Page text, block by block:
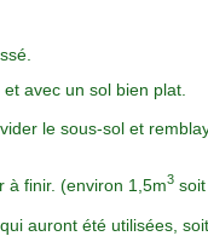
avec un sol bien plat.
le sous-sol et
à finir. (environ 1,5m3
auront été utilisées,